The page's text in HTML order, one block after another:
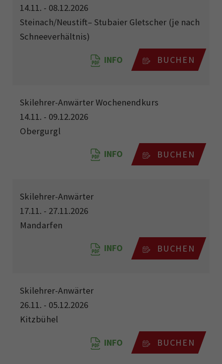
14.11. - 08.12.2026
Steinach/Neustift– Stubaier Gletscher (je nach
Schneeverhältnis)
INFO BUCHEN
Skilehrer-Anwärter Wochenendkurs
14.11. - 09.12.2026
Obergurgl
INFO BUCHEN
Skilehrer-Anwärter
17.11. - 27.11.2026
Mandarfen
INFO BUCHEN
Skilehrer-Anwärter
26.11. - 05.12.2026
Kitzbühel
INFO BUCHEN